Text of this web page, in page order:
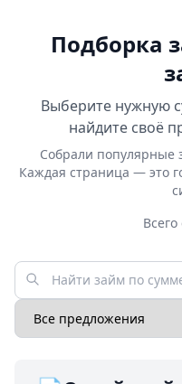
Подборка
Выберите нужную
найдите своё
Собрали популярные
Каждая страница — это